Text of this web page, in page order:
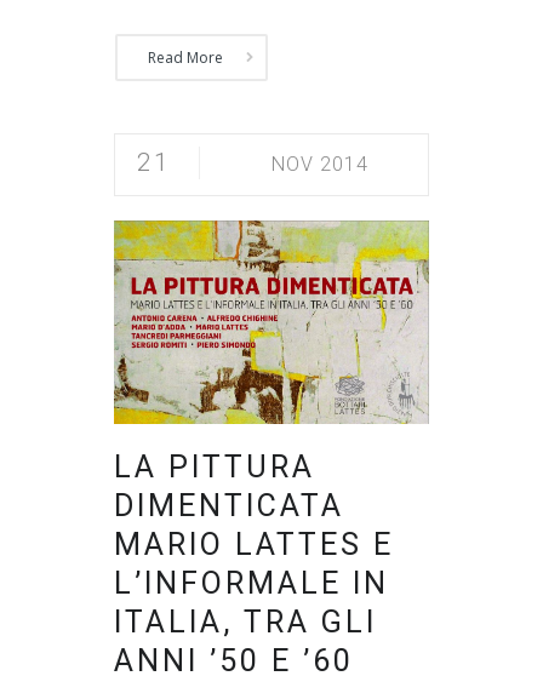
Read More
21 NOV 2014
LA PITTURA
DIMENTICATA
MARIO LATTES E
L’INFORMALE IN
ITALIA, TRA GLI
ANNI ’50 E ’60